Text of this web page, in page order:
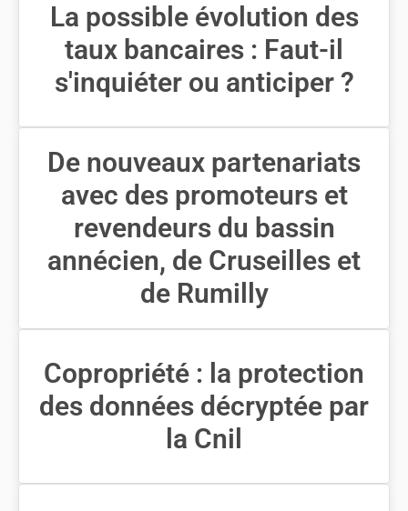
La possible évolution des
taux bancaires : Faut-il
s'inquiéter ou anticiper ?
De nouveaux partenariats
avec des promoteurs et
revendeurs du bassin
annécien, de Cruseilles et
de Rumilly
Copropriété : la protection
des données décryptée par
la Cnil